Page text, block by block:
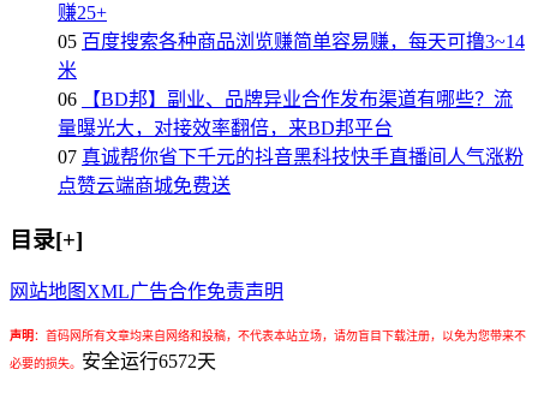
赚25+
05 百度搜索各种商品浏览赚简单容易赚，每天可撸3~14
米
06
【BD邦】副业、品牌异业合作发布渠道有哪些？流
量曝光大，对接效率翻倍，来BD邦平台
07 真诚帮你省下千元的抖音黑科技快手直播间人气涨粉
点赞云端商城免费送
目录[+]
网站地图 XML广告合作免责声明
声明： 首码网所有文章均来自网络和投稿，不代表本站立场，请勿盲目下载注册，以免为您带来不
必要的损失。 安全运行6572天